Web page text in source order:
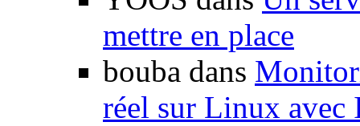
mettre en place
bouba dans
réel sur Linux avec